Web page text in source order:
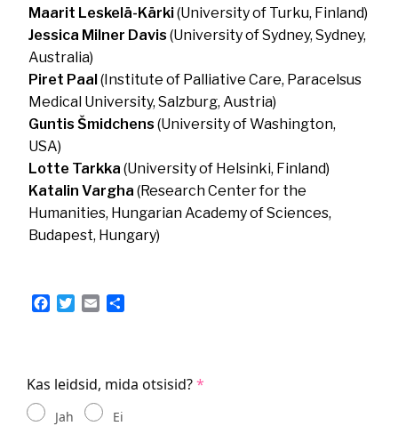
Maarit Leskelä-Kärki(University of Turku, Finland)
Jessica Milner Davis (University of Sydney, Sydney,
Australia)
Piret Paal(Institute of Palliative Care, Paracelsus
Medical University, Salzburg, Austria)
Guntis Šmidchens (University of Washington,
USA)
Lotte Tarkka (University of Helsinki, Finland)
Katalin Vargha (Research Center for the
Humanities, Hungarian Academy of Sciences,
Budapest, Hungary)
Facebook
Twitter
Email
Kas leidsid, mida otsisid?
Jah Ei